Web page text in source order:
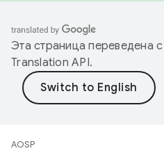
Эта страница переведена
Translation API.
AOSP